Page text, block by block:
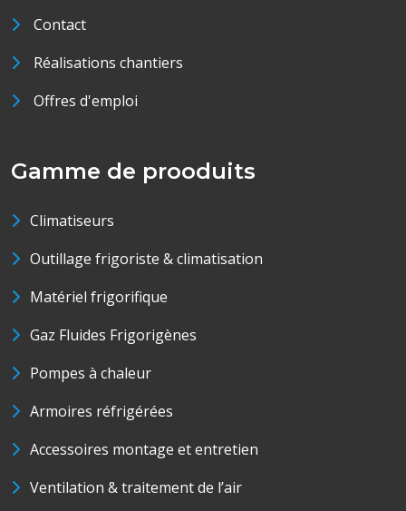
Contact
Réalisations chantiers
Offres d'emploi
Gamme de prooduits
Climatiseurs
Outillage frigoriste & climatisation
Matériel frigorifique
Gaz Fluides Frigorigènes
Pompes à chaleur
Armoires réfrigérées
Accessoires montage et entretien
Ventilation & traitement de l’air